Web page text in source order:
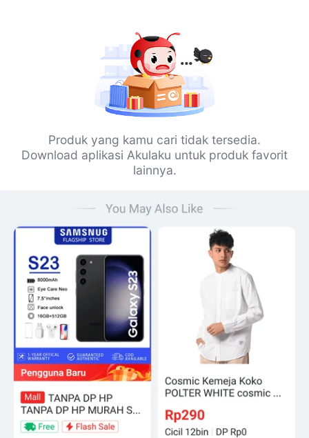
Produk yang kamu cari tidak tersedia.
Download aplikasi Akulaku untuk produk favorit
lainnya.